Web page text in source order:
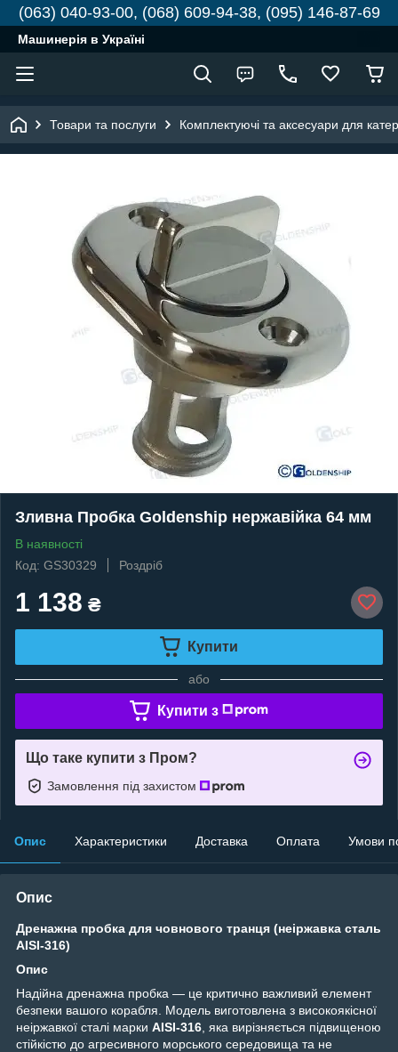
(063) 040-93-00, (068) 609-94-38, (095) 146-87-69
Машинерія в Україні
Товари та послуги Комплектуючі та аксесуари для
Зливна Пробка Goldenship нержавійка 64 мм
В наявності
Код: GS30329
Роздріб
1 138 ₴
Купити
або
Купити з
Що таке купити з Пром?
Замовлення під захистом
Опис Характеристики Доставка Оплата Умови
Опис
Дренажна пробка для човнового транця (неіржавка сталь
AISI-316)
Опис
Надійна дренажна пробка — це критично важливий елемент
безпеки вашого корабля. Модель виготовлена з високоякісної
неіржавкої сталі марки AISI-316 , яка вирізняється підвищеною
стійкістю до агресивного морського середовища та не